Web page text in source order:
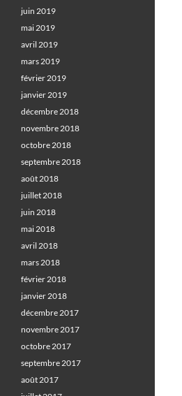
juin 2019
mai 2019
avril 2019
mars 2019
février 2019
janvier 2019
décembre 2018
novembre 2018
octobre 2018
septembre 2018
août 2018
juillet 2018
juin 2018
mai 2018
avril 2018
mars 2018
février 2018
janvier 2018
décembre 2017
novembre 2017
octobre 2017
septembre 2017
août 2017